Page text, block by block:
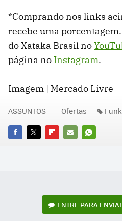
*Comprando nos links
recebe uma
do Xataka Brasil no
página no Instagram.
Imagem | Mercado Livre
FACEBOOK
TWITTERFLIPBOARD
E-
WHATSAPP
ASSUNTOS Ofertas
ENTRE PARA